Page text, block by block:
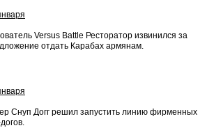
Versus Battle Ресторатор извинился за
отдать Карабах армянам.
Снуп Догг решил запустить линию фирменных